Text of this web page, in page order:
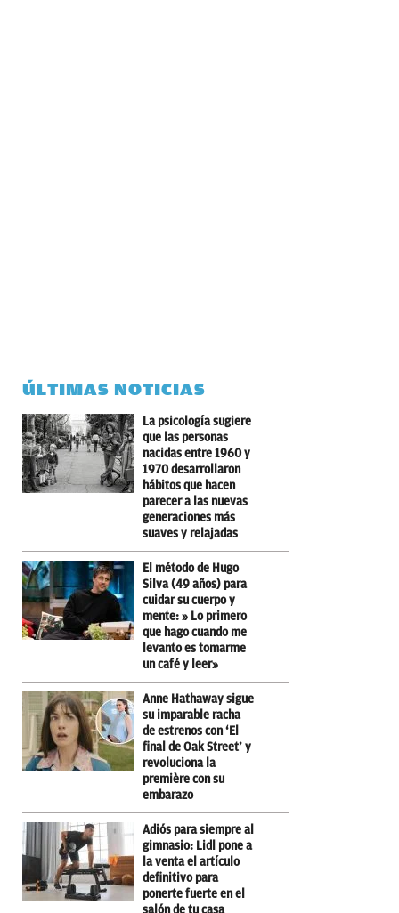
ÚLTIMAS NOTICIAS
La psicología sugiere
que las personas
nacidas entre 1960 y
1970 desarrollaron
hábitos que hacen
parecer a las nuevas
generaciones más
suaves y relajadas
El método de Hugo
Silva (49 años) para
cuidar su cuerpo y
mente: » Lo primero
que hago cuando me
levanto es tomarme
un café y leer»
Anne Hathaway sigue
su imparable racha
de estrenos con ‘El
final de Oak Street’ y
revoluciona la
première con su
embarazo
Adiós para siempre al
gimnasio: Lidl pone a
la venta el artículo
definitivo para
ponerte fuerte en el
salón de tu casa